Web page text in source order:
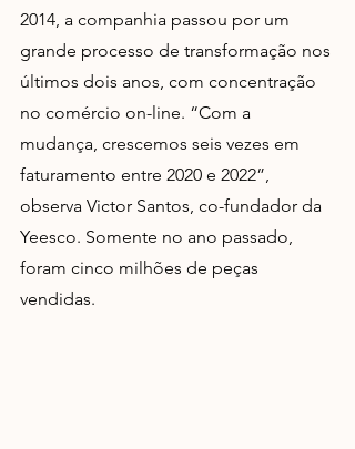
2014, a companhia passou por um
grande processo de transformação nos
últimos dois anos, com concentração
no comércio on-line. “Com a
mudança, crescemos seis vezes em
faturamento entre 2020 e 2022”,
observa Victor Santos, co-fundador da
Yeesco. Somente no ano passado,
foram cinco milhões de peças
vendidas.